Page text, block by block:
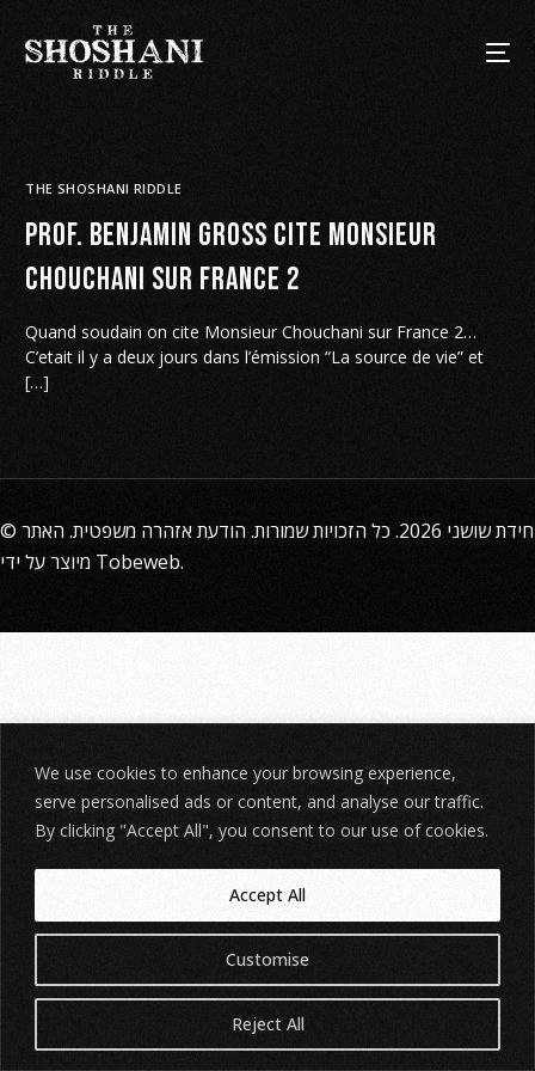
We use cookies to enhance your browsing experience,
serve personalised ads or content, and analyse our traffic.
By clicking "Accept All", you consent to our use of cookies.
Customise
Reject All
Accept All
THE SHOSHANI RIDDLE
Prof. Benjamin Gross cite Monsieur
Chouchani sur France 2
Quand soudain on cite Monsieur Chouchani sur France 2…
C’etait il y a deux jours dans l’émission “La source de vie” et
[…]
© חידת שושני הודעת אזהרה משפטית. האתר
Tobeweb.